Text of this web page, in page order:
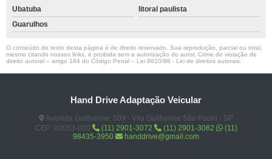
Ubatuba
litoral paulista
Guarulhos
O conteúdo do texto desta página é de direito reservado. Sua reprodução, parcial ou total,
mesmo citando nossos links, é proibida sem a autorização do autor. Crime de violação de
direito autoral – artigo 184 do Código Penal – Lei 9610/98 - Lei de direitos autorais
Hand Drive Adaptação Veicular
Avenida Guilherme, 509 - Vila Guilherme São Paulo - SP
CEP: 02053-000
(11) 2901-3072 (11) 2901-3082
(11)
98435-3950
handdrive@gmail.com